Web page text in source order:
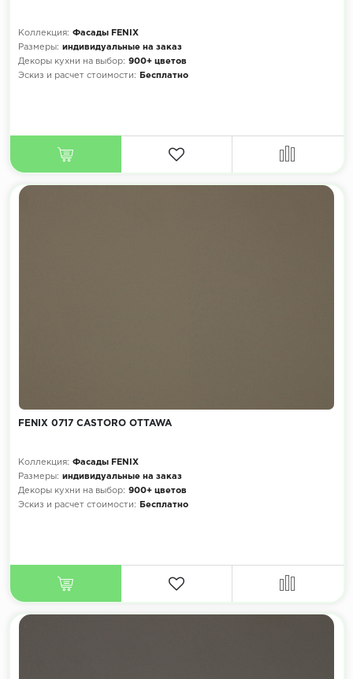
Коллекция: Фасады FENIX
Размеры: индивидуальные на заказ
Декоры кухни на выбор: 900+ цветов
Эскиз и расчет стоимости:
Бесплатно
FENIX 0717 CASTORO OTTAWA
Коллекция: Фасады FENIX
Размеры: индивидуальные на заказ
Декоры кухни на выбор: 900+ цветов
Эскиз и расчет стоимости:
Бесплатно